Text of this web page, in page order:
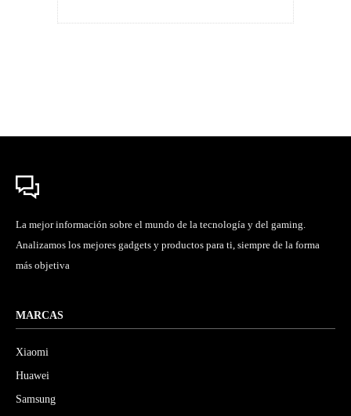
La mejor información sobre el mundo de la tecnología y del gaming.
Analizamos los mejores gadgets y productos para ti, siempre de la forma
más objetiva
MARCAS
Xiaomi
Huawei
Samsung